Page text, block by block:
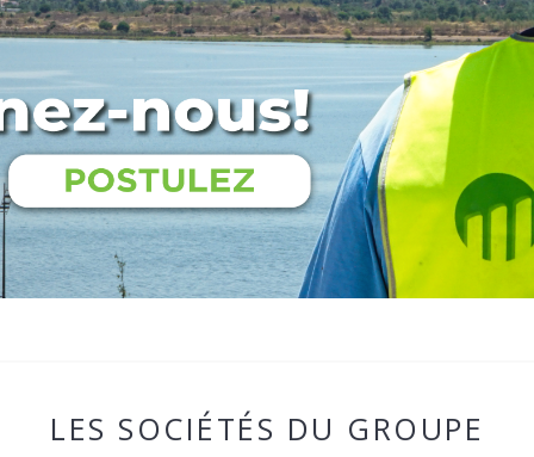
LES SOCIÉTÉS DU GROUPE